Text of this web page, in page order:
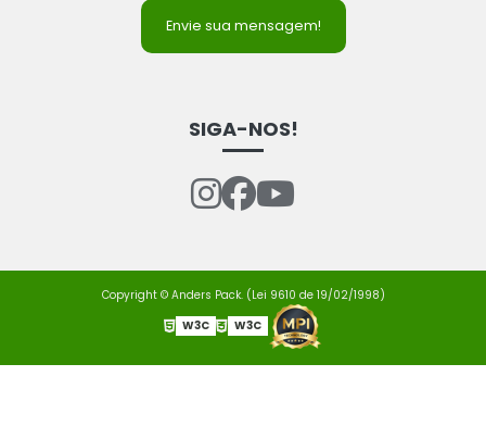
Envie sua mensagem!
SIGA-NOS!
Copyright © Anders Pack. (Lei 9610 de 19/02/1998)
W3C
W3C